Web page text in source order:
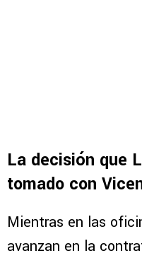
La decisión que
tomado con
Mientras en las
avanzan en la